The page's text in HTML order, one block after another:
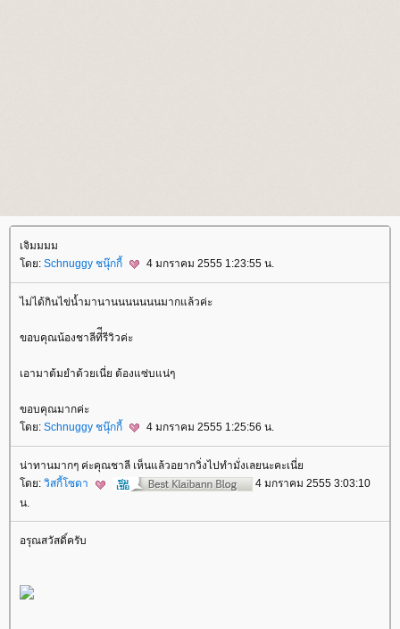
เจิมมมม
ดย: Schnuggy ชนุ๊กกี้ 4 มกราคม 2555 1:23:55 น.
ไม่ได้กินไข่น้ำมานานนนนนนนมากแล้วค่ะ
ขอบคุณน้องชาลีที่ีรีวิวค่ะ
เอามาต้มยำด้วยเนี่ย ต้องแซ่บแน่ๆ
ขอบคุณมากค่ะ
ดย: Schnuggy ชนุ๊กกี้ 4 มกราคม 2555 1:25:56 น.
น่าทานมากๆ ค่ะคุณชาลี เห็นแล้วอยากวิ่งไปทำมั่งเลยนะคะเนี่
ดย: วิสกี้โซดา
4 มกราคม 2555 3:03:10
น.
อรุณสวัสดิ์ครับ